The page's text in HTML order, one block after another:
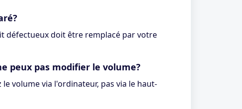
défectueux doit être remplacé par votre
peux pas modifier le volume?
volume via l'ordinateur, pas via le haut-